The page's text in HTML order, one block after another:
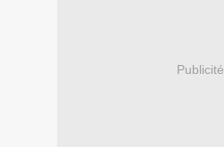
Publicité